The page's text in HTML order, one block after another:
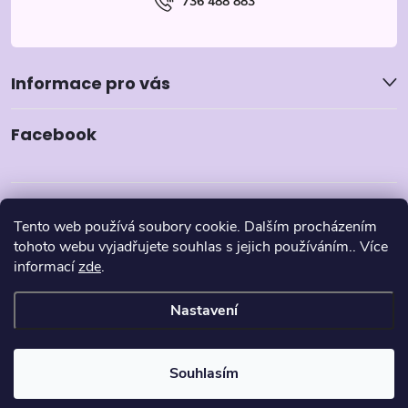
Tento web používá soubory cookie. Dalším procházením
tohoto webu vyjadřujete souhlas s jejich používáním.. Více
informacízde.
Nastavení
Souhlasím
Informace pro vás
Facebook
Copyright 2026Pyzamka.cz. Všechna práva vyhrazena.